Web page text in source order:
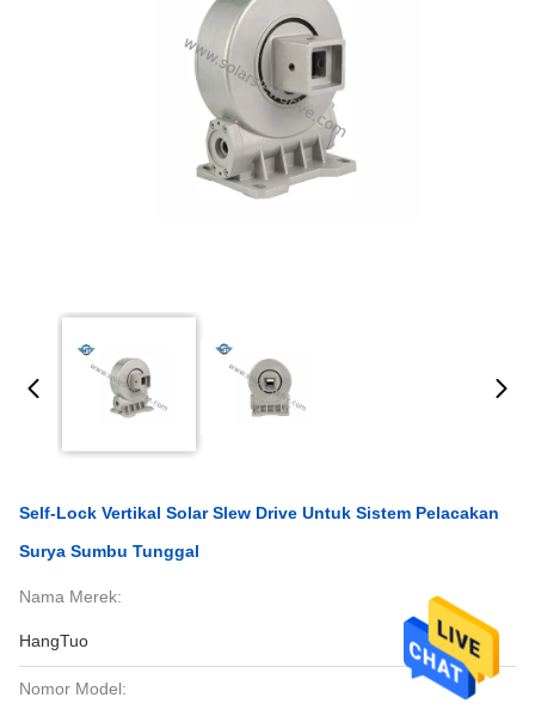
Self-Lock Vertikal Solar Slew Drive Untuk Sistem Pelacakan
Surya Sumbu Tunggal
Nama Merek:
HangTuo
Nomor Model: